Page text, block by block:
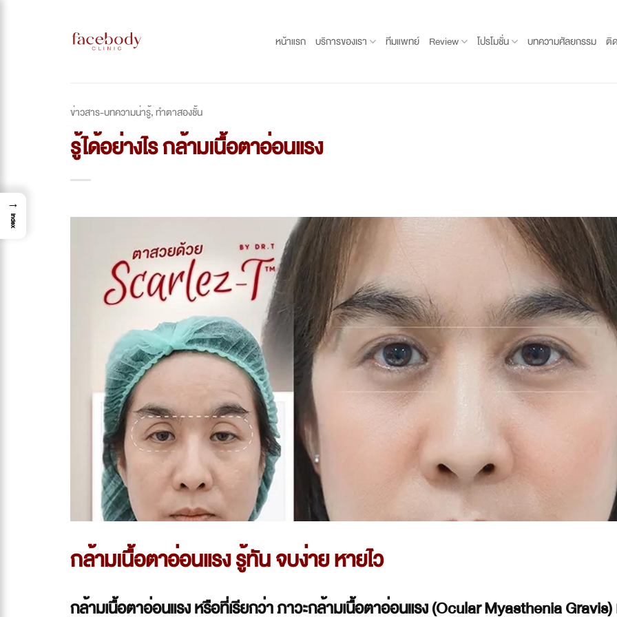
หน้าแรก บริการของเรา ทีมแพทย์ Review โปรโมชั่น บทความศัลยกรรม ติ
ข่าวสาร-บทความน่ารู้,ทำตาสองชั้น
รู้ได้อย่างไร กล้ามเนื้อตาอ่อนแรง
กล้ามเนื้อตาอ่อนแรง รู้ทัน จบง่าย หายไว
กล้ามเนื้อตาอ่อนแรง หรือที่เรียกว่า ภาวะกล้ามเนื้อตาอ่อนแรง (Ocular Myasthenia Gravis)
→
Index